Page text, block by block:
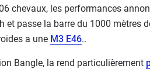
chevaux, les performances
et passe la barre du 1000 mètres
a une M3 E46..
Bangle, la rend particulièrement